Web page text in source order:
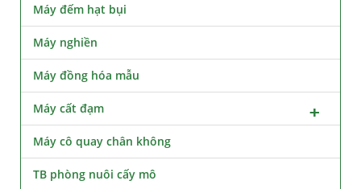
Máy đếm hạt bụi
Máy nghiền
Máy đồng hóa mẫu
Máy cất đạm
Máy cô quay chân không
TB phòng nuôi cấy mô